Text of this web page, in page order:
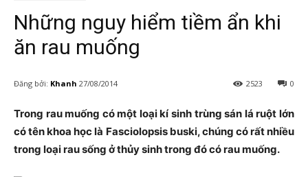
Những nguy hiểm tiềm ẩn khi
ăn rau muống
Đăng bởi: Khanh 27/08/2014 0
2523
Trong rau muống có một loại kí sinh trùng sán lá ruột lớn
có tên khoa học là Fasciolopsis buski, chúng có rất nhiều
trong loại rau sống ở thủy sinh trong đó có rau muống.